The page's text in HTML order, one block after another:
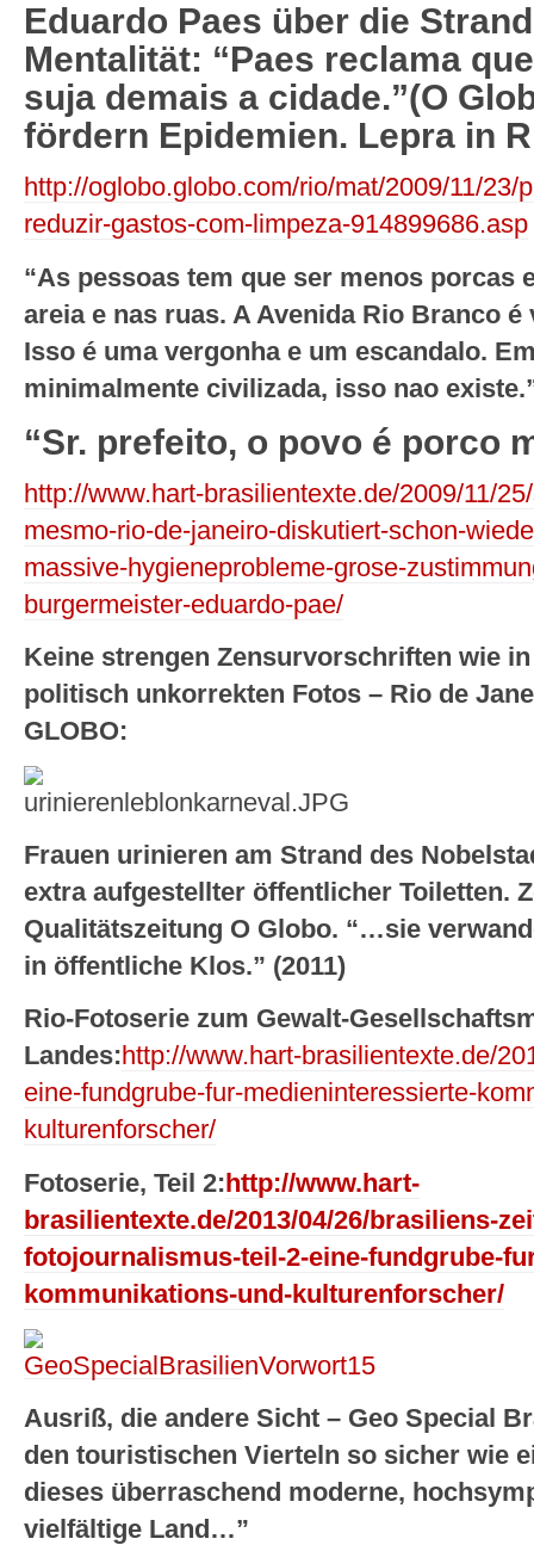
Eduardo Paes über die
Mentalität: “Paes reclama
suja demais a cidade.”(O
fördern Epidemien. Lepra in
http://oglobo.globo.com/rio/mat/2009/11/23/
reduzir-gastos-com-limpeza-914899686.asp
“As pessoas tem que ser menos porcas
areia e nas ruas. A Avenida Rio Branco
Isso é uma vergonha e um escandalo.
minimalmente civilizada, isso nao
“Sr. prefeito, o povo é porco
http://www.hart-brasilientexte.de/2009/11/
mesmo-rio-de-janeiro-diskutiert-schon-
massive-hygieneprobleme-grose-
burgermeister-eduardo-pae/
Keine strengen Zensurvorschriften wie
politisch unkorrekten Fotos – Rio de
GLOBO:
Frauen urinieren am Strand des
extra aufgestellter öffentlicher Toiletten.
Qualitätszeitung O Globo. “…sie
in öffentliche Klos.” (2011)
Rio-Fotoserie zum Gewalt-
Landes:http://www.hart-brasilientexte.de/
eine-fundgrube-fur-medieninteressierte-
kulturenforscher/
Fotoserie, Teil 2: http://www.hart-
brasilientexte.de/2013/04/26/brasiliens-
fotojournalismus-teil-2-eine-fundgrube-
kommunikations-und-kulturenforscher/
Ausriß, die andere Sicht – Geo Special
den touristischen Vierteln so sicher wie
dieses überraschend moderne,
vielfältige Land…”